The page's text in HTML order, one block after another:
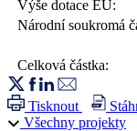
Výše dotace EU:
Národní soukromá
Celková částka:
Tisknout
Všechny projekty